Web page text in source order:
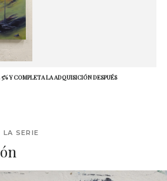
Y COMPLETA LA ADQUISICIÓN DESPUÉS
SERIE